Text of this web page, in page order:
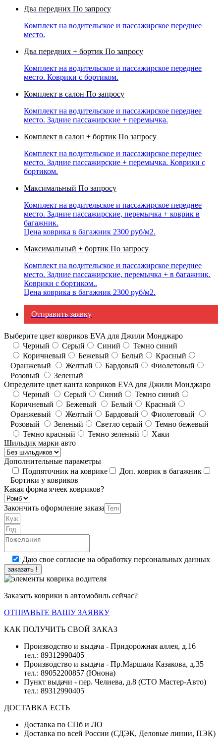
Два передних По запросу
Комплект на водительское и пассажирское переднее
место.
Два передних + бортик По запросу
Комплект на водительское и пассажирское переднее
место. Коврики с бортиком.
Комплект в салон По запросу
Комплект на водительское и пассажирское переднее
место. Задние пассажирские + перемычка.
Комплект в салон + бортик По запросу
Комплект на водительское и пассажирское переднее
место. Задние пассажирские + перемычка. Коврики с
бортиком.
Максимальный По запросу
Комплект на водительское и пассажирское переднее
место. Задние пассажирские, перемычка + коврик в
багажник.
Цена коврика в багажник 2300 руб/м2.
Максимальный + бортик По запросу
Комплект на водительское и пассажирское переднее
место. Задние пассажирские, перемычка + в багажник.
Коврики с бортиком..
Цена коврика в багажник 2300 руб/м2.
Отправить заявку
Выберите цвет ковриков EVA для Джили Монджаро
Черный
Серый Синий
Темно синий
Коричневый
Бежевый Белый
Красный
Оранжевый
Желтый Бардовый
Фиолетовый
Розовый
Зеленый
Определите цвет канта ковриков EVA для Джили Монджаро
Черный
Серый Синий
Темно синий
Коричневый
Бежевый Белый
Красный
Оранжевый
Желтый Бардовый
Фиолетовый
Розовый
Зеленый Светло серый
Темно бежевый
Темно красный
Темно зеленый
Хаки
Шильдик марки авто
Дополнительные параметры
Подпяточник на коврике
Доп. коврик в багажник
Бортики у ковриков
Какая форма ячеек ковриков?
Закончить оформление заказа
Даю свое согласие на обработку персональных данных
заказать !
Заказать коврики в автомобиль сейчас?
ОТПРАВЬТЕ ВАШУ ЗАЯВКУ
КАК ПОЛУЧИТЬ СВОЙ ЗАКАЗ
Производство и выдача - Придорожная аллея, д.16
тел.: 89312990405
Производство и выдача - Пр.Маршала Казакова, д.35
тел.: 89052200857 (Юнона)
Пункт выдачи - пер. Челиева, д.8 (СТО Мастер-Авто)
тел.: 89312990405
ДОСТАВКА ЕСТЬ
Доставка по СПб и ЛО
Доставка по всей России (СДЭК, Деловые линии, ПЭК)